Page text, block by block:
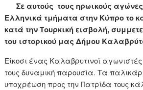
Σε αυτούς τους ηρωικούς
Ελληνικά τμήματα στην Κύπρο το
κατά την Τουρκική εισβολή,
του ιστορικού μας Δήμου
Είκοσι ένας Καλαβρυτινοί
τους δυναμική παρουσία. Τα
υποχρέωση προς την Πατρίδα τους